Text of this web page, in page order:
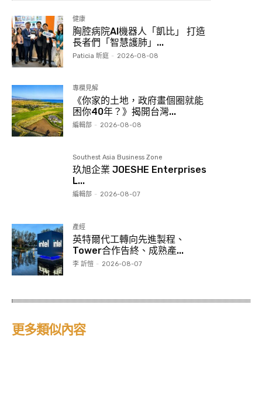
健康
胸腔病院AI機器人「凱比」 打造
長者們「智慧護肺」...
Paticia 昕庭 - 2026-08-08
專欄見解
《你家的土地，政府畫個圈就能
困你40年？》揭開台灣...
編輯部 - 2026-08-08
Southest Asia Business Zone
玖旭企業 JOESHE Enterprises
L...
編輯部 - 2026-08-07
產經
英特爾代工轉向先進製程、
Tower合作告終、成熟產...
李 訢愷 - 2026-08-07
更多類似內容